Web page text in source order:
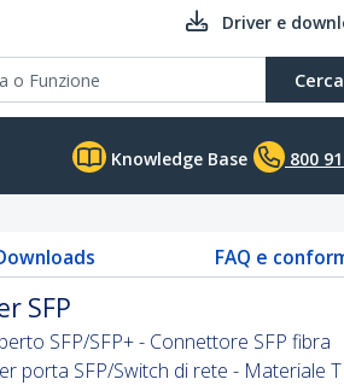
Driver e
Cerca
Knowledge Base 800
FAQ e
SFP
SFP/SFP+ - Connettore SFP fibra
porta SFP/Switch di rete - Materiale